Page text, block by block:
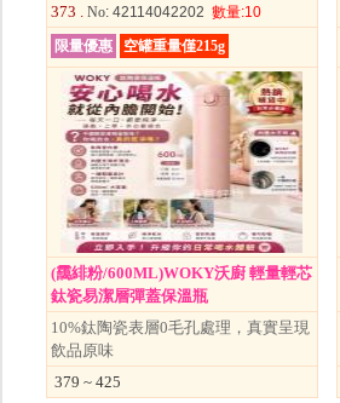
373 . No: 42114042202 數量:10
限量優惠
空罐重量僅215g
(靄緋粉/600ML)WOKY沃廚 輕量輕芯
鈦瓷易潔層彈蓋保溫瓶
10%鈦陶瓷表層0毛孔處理，真實呈現
飲品原味
379 ~ 425